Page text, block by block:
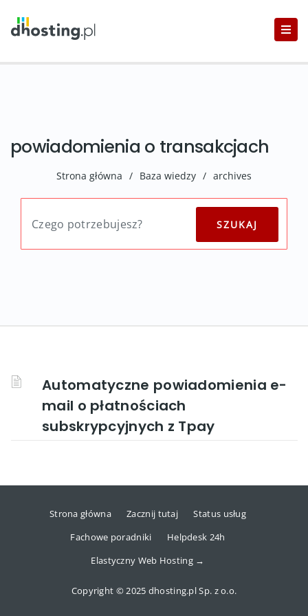
powiadomienia o transakcjach
Strona główna / Baza wiedzy / archives
Automatyczne powiadomienia e-
mail o płatnościach
subskrypcyjnych z Tpay
Strona główna Zacznij tutaj
Status usług
Fachowe poradniki
Helpdesk 24h
Elastyczny Web Hosting →
Copyright © 2025 dhosting.pl Sp. z o.o.